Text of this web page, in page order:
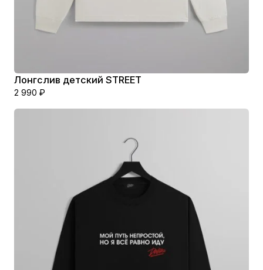
Лонгслив детский STREET
2 990 ₽